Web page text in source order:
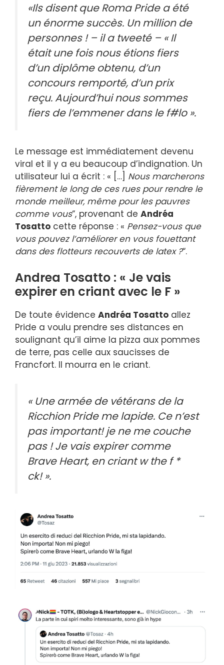
«Ils disent que Roma Pride a été
un énorme succès. Un million de
personnes ! – il a tweeté – « Il
était une fois nous étions fiers
d’un diplôme obtenu, d’un
concours remporté, d’un prix
reçu. Aujourd’hui nous sommes
fiers de l’emmener dans le f#lo ».
Le message est immédiatement devenu
viral et il y a eu beaucoup d’indignation. Un
utilisateur lui a écrit : « […] Nous marcherons
fièrement le long de ces rues pour rendre le
monde meilleur, même pour les pauvres
comme vous“, provenant de Andréa
Tosatto cette réponse : « Pensez-vous que
vous pouvez l’améliorer en vous fouettant
dans des flotteurs recouverts de latex ?“.
Andrea Tosatto : « Je vais
expirer en criant avec le F »
De toute évidence Andréa Tosatto allez
Pride a voulu prendre ses distances en
soulignant qu’il aime la pizza aux pommes
de terre, pas celle aux saucisses de
Francfort. Il mourra en le criant.
« Une armée de vétérans de la
Ricchion Pride me lapide. Ce n’est
pas important! je ne me couche
pas ! Je vais expirer comme
Brave Heart, en criant w the f *
ck! ».